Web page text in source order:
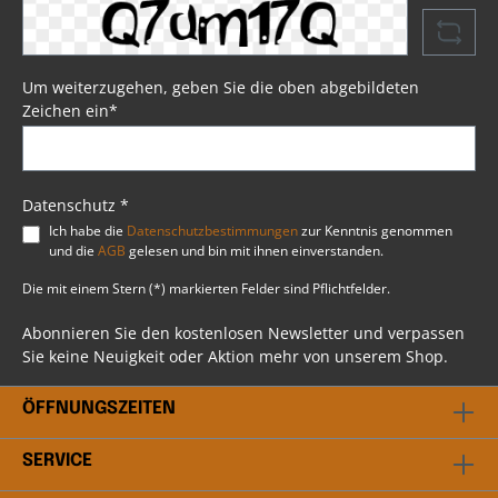
enthalten sind vier Lederriemen, die das
Anbringen der Schwingentasche am Heck Ihrer
Harley® problemlos ermöglichen. Die Tasche ist
zusätzlich durch Kunststoff und
Verstärkungsschaum gegen Verformungen bei
längerem Gebrauch geschützt. Somit ist
Favorit, ausgewählt durch unsere Profis bei BSB
nicht mit uns in Kontakt zu treten. Unser
professionelles Team steht dir gerne beratend
bei allen Fragen rund ums Thema Harley
Davidson® zur Verfügung.
Um weiterzugehen, geben Sie die oben abgebildeten
Zeichen ein*
Datenschutz *
Ich habe die Datenschutzbestimmungenzur Kenntnis genommen
und die AGB gelesen und bin mit ihnen einverstanden.
Die mit einem Stern (*) markierten Felder sind Pflichtfelder.
Abonnieren Sie den kostenlosen Newsletter und verpassen
Sie keine Neuigkeit oder Aktion mehr von unserem Shop.
ÖFFNUNGSZEITEN
SERVICE